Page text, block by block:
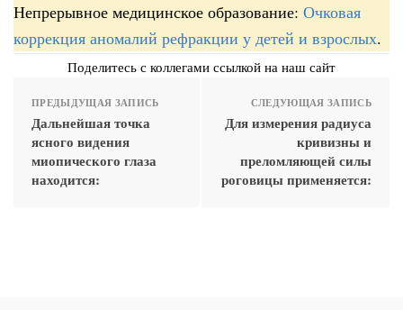
Непрерывное медицинское образование: Очковая
коррекция аномалий рефракции у детей и взрослых.
Поделитесь с коллегами ссылкой на наш сайт
ПРЕДЫДУЩАЯ ЗАПИСЬ
Дальнейшая точка
ясного видения
миопического глаза
находится:
СЛЕДУЮЩАЯ ЗАПИСЬ
Для измерения радиуса
кривизны и
преломляющей силы
рогови­цы применяется: